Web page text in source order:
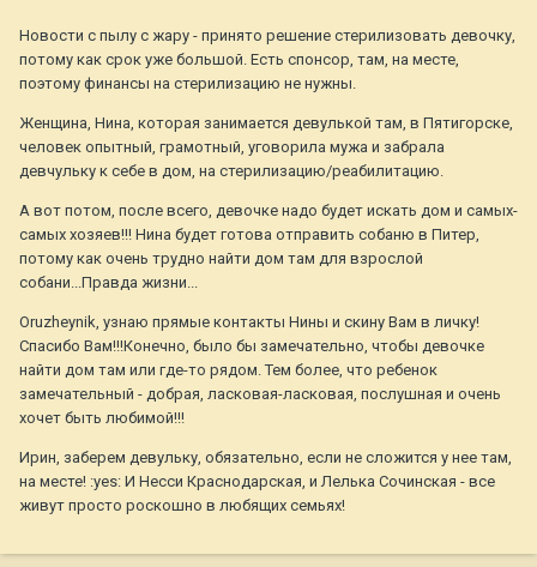
Новости с пылу с жару - принято решение стерилизовать девочку,
потому как срок уже большой. Есть спонсор, там, на месте,
поэтому финансы на стерилизацию не нужны.
Женщина, Нина, которая занимается девулькой там, в Пятигорске,
человек опытный, грамотный, уговорила мужа и забрала
девчульку к себе в дом, на стерилизацию/реабилитацию.
А вот потом, после всего, девочке надо будет искать дом и самых-
самых хозяев!!! Нина будет готова отправить собаню в Питер,
потому как очень трудно найти дом там для взрослой
собани...Правда жизни...
Oruzheynik, узнаю прямые контакты Нины и скину Вам в личку!
Спасибо Вам!!!Конечно, было бы замечательно, чтобы девочке
найти дом там или где-то рядом. Тем более, что ребенок
замечательный - добрая, ласковая-ласковая, послушная и очень
хочет быть любимой!!!
Ирин, заберем девульку, обязательно, если не сложится у нее там,
на месте! :yes: И Несси Краснодарская, и Лелька Сочинская - все
живут просто роскошно в любящих семьях!